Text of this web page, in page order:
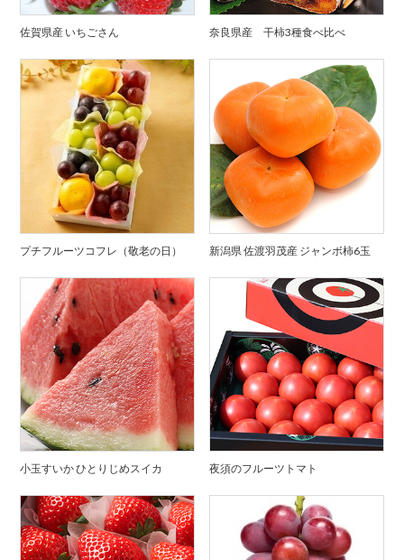
佐賀県産 いちごさん 奈良県産 干柿3種食べ比べ
プチフルーツコフレ（敬老の日） 新潟県 佐渡羽茂産 ジャンボ柿6玉
小玉すいか ひとりじめスイカ 夜須のフルーツトマト